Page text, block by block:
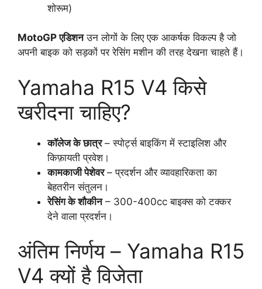
शोरूम)
MotoGP एडिशनउन लोगों के लिए एक आकर्षक विकल्प है जो
अपनी बाइक को सड़कों पर रेसिंग मशीन की तरह देखना चाहते हैं।
Yamaha R15 V4 किसे
खरीदना चाहिए?
कॉलेज के छात्र– स्पोर्ट्स बाइकिंग में स्टाइलिश और
किफ़ायती प्रवेश।
कामकाजी पेशेवर– प्रदर्शन और व्यावहारिकता का
बेहतरीन संतुलन।
रेसिंग के शौकीन– 300-400cc बाइक्स को टक्कर
देने वाला प्रदर्शन।
अंतिम निर्णय – Yamaha R15
V4 क्यों है विजेता